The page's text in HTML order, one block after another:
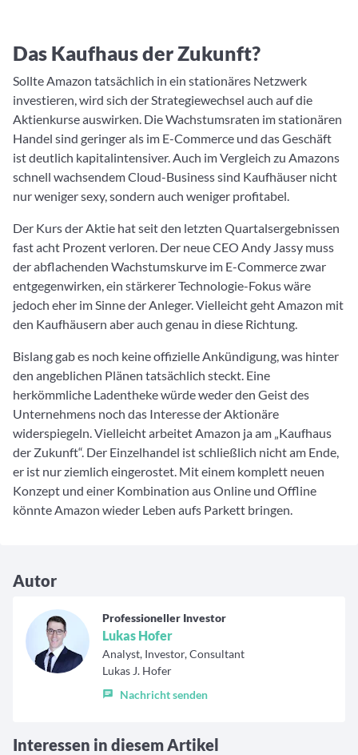
Das Kaufhaus der Zukunft?
Sollte Amazon tatsächlich in ein stationäres Netzwerk
investieren, wird sich der Strategiewechsel auch auf die
Aktienkurse auswirken. Die Wachstumsraten im stationären
Handel sind geringer als im E-Commerce und das Geschäft
ist deutlich kapitalintensiver. Auch im Vergleich zu Amazons
schnell wachsendem Cloud-Business sind Kaufhäuser nicht
nur weniger sexy, sondern auch weniger profitabel.
Der Kurs der Aktie hat seit den letzten Quartalsergebnissen
fast acht Prozent verloren. Der neue CEO Andy Jassy muss
der abflachenden Wachstumskurve im E-Commerce zwar
entgegenwirken, ein stärkerer Technologie-Fokus wäre
jedoch eher im Sinne der Anleger. Vielleicht geht Amazon mit
den Kaufhäusern aber auch genau in diese Richtung.
Bislang gab es noch keine offizielle Ankündigung, was hinter
den angeblichen Plänen tatsächlich steckt. Eine
herkömmliche Ladentheke würde weder den Geist des
Unternehmens noch das Interesse der Aktionäre
widerspiegeln. Vielleicht arbeitet Amazon ja am „Kaufhaus
der Zukunft“. Der Einzelhandel ist schließlich nicht am Ende,
er ist nur ziemlich eingerostet. Mit einem komplett neuen
Konzept und einer Kombination aus Online und Offline
könnte Amazon wieder Leben aufs Parkett bringen.
Autor
Professioneller Investor
Lukas Hofer
Analyst, Investor, Consultant
Lukas J. Hofer
Nachricht senden
Interessen in diesem Artikel